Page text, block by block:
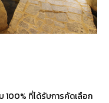
100% ที่ได้รับการคัดเลือก